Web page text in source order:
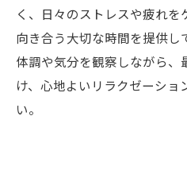
く、日々のストレスや疲れ
向き合う大切な時間を提供し
体調や気分を観察しながら、
け、心地よいリラクゼーショ
い。